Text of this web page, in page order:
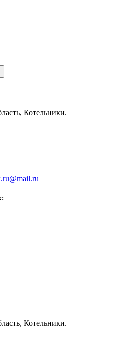
Котельники.
Котельники.